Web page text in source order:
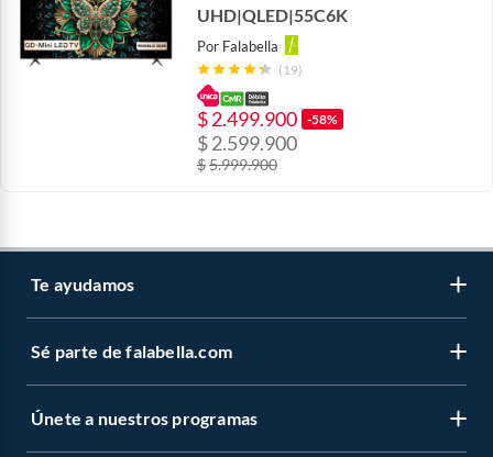
UHD|QLED|55C6K
Por Falabella
(19)
$2.499.900 -58%
$2.599.900
$5.999.900
Te ayudamos
Venta telefónica
Sé parte de falabella.com
Vende en falabella.com
Únete a nuestros programas